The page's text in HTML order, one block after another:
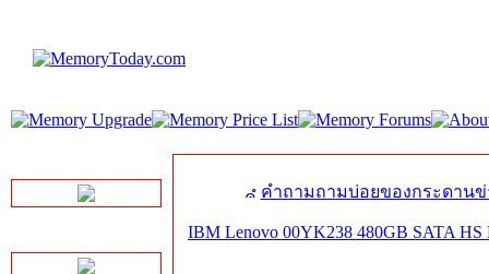
คำถามถามบ่อยของกระดานข่
IBM Lenovo 00YK238 480GB SATA